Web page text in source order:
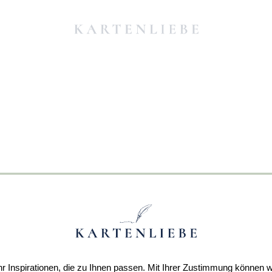
Inspirationen, die zu Ihnen passen. Mit Ihrer Zustimmung können